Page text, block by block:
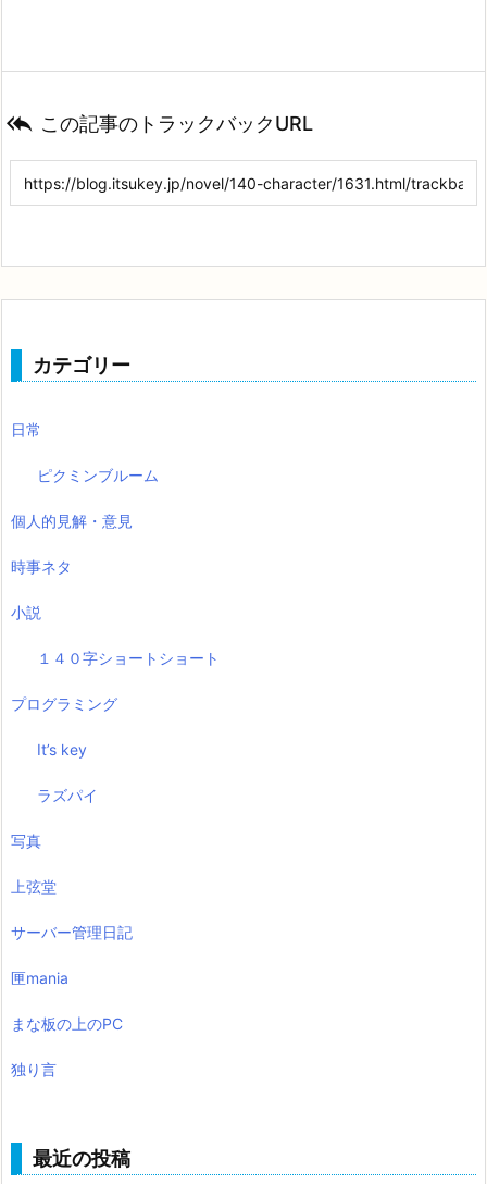
 この記事のトラックバックURL
カテゴリー
日常
ピクミンブルーム
個人的見解・意見
時事ネタ
小説
１４０字ショートショート
プログラミング
It’s key
ラズパイ
写真
上弦堂
サーバー管理日記
匣mania
まな板の上のPC
独り言
最近の投稿